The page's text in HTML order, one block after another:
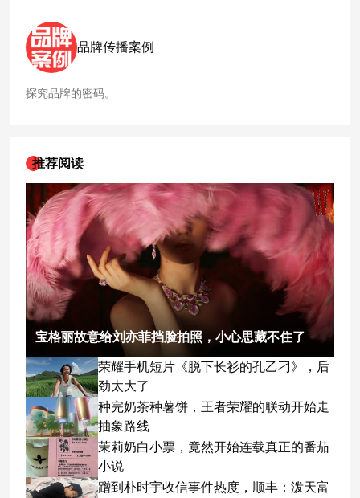
读，从不同维度带来实效思考和实践经验分享。
品牌传播案例
探究品牌的密码。
推荐阅读
宝格丽故意给刘亦菲挡脸拍照，小心思藏不住了
荣耀手机短片《脱下长衫的孔乙刁》，后
劲太大了
种完奶茶种薯饼，王者荣耀的联动开始走
抽象路线
茉莉奶白小票，竟然开始连载真正的番茄
小说
蹭到朴时宇收信事件热度，顺丰：泼天富